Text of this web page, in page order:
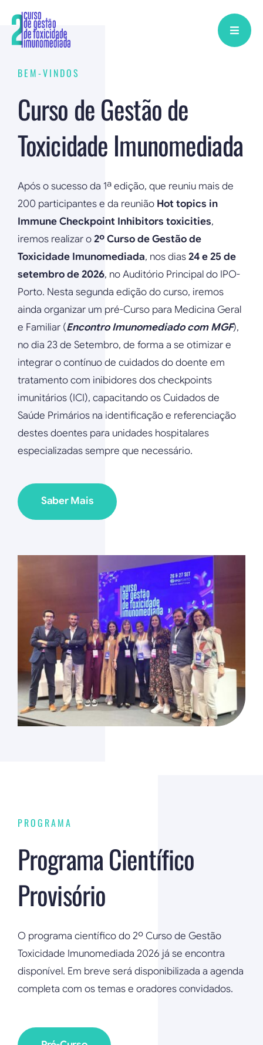
content
BEM-VINDOS
Curso de Gestão de
Toxicidade Imunomediada
Após o sucesso da 1ª edição, que reuniu mais de
200 participantes e da reunião Hot topics in
Immune Checkpoint Inhibitors toxicities,
iremos realizar o2º Curso de Gestão de
Toxicidade Imunomediada, nos dias24 e 25 de
setembro de 2026, no Auditório Principal do IPO-
Porto. Nesta segunda edição do curso, iremos
ainda organizar um pré-Curso para Medicina Geral
e Familiar (Encontro Imunomediado com MGF),
no dia 23 de Setembro, de forma a se otimizar e
integrar o contínuo de cuidados do doente em
tratamento com inibidores dos checkpoints
imunitários (ICI), capacitando os Cuidados de
Saúde Primários na identificação e referenciação
destes doentes para unidades hospitalares
especializadas sempre que necessário.
Saber Mais
PROGRAMA
Programa Científico
Provisório
O programa científico do 2º Curso de Gestão
Toxicidade Imunomediada 2026 já se encontra
disponível. Em breve será disponibilizada a agenda
completa com os temas e oradores convidados.